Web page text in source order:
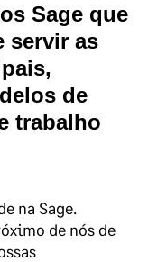
Sage que
servir as
de
trabalho
na Sage.
de nós de